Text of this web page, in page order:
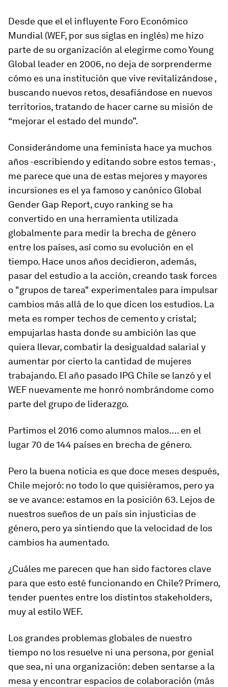
Desde que el el influyente Foro Económico
Mundial (WEF, por sus siglas en inglés) me hizo
parte de su organización al elegirme como Young
Global leader en 2006, no deja de sorprenderme
cómo es una institución que vive revitalizándose ,
buscando nuevos retos, desafiándose en nuevos
territorios, tratando de hacer carne su misión de
“mejorar el estado del mundo”.
Considerándome una feminista hace ya muchos
años -escribiendo y editando sobre estos temas-,
me parece que una de estas mejores y mayores
incursiones es el ya famoso y canónico Global
Gender Gap Report, cuyo ranking se ha
convertido en una herramienta utilizada
globalmente para medir la brecha de género
entre los países, así como su evolución en el
tiempo. Hace unos años decidieron, además,
pasar del estudio a la acción, creando task forces
o "grupos de tarea" experimentales para impulsar
cambios más allá de lo que dicen los estudios. La
meta es romper techos de cemento y cristal;
empujarlas hasta donde su ambición las que
quiera llevar, combatir la desigualdad salarial y
aumentar por cierto la cantidad de mujeres
trabajando. El año pasado IPG Chile se lanzó y el
WEF nuevamente me honró nombrándome como
parte del grupo de liderazgo.
Partimos el 2016 como alumnos malos.... en el
lugar 70 de 144 países en brecha de género.
Pero la buena noticia es que doce meses después,
Chile mejoró: no todo lo que quisiéramos, pero ya
se ve avance: estamos en la posición 63. Lejos de
nuestros sueños de un país sin injusticias de
género, pero ya sintiendo que la velocidad de los
cambios ha aumentado.
¿Cuáles me parecen que han sido factores clave
para que esto esté funcionando en Chile? Primero,
tender puentes entre los distintos stakeholders,
muy al estilo WEF.
Los grandes problemas globales de nuestro
tiempo no los resuelve ni una persona, por genial
que sea, ni una organización: deben sentarse a la
mesa y encontrar espacios de colaboración (más